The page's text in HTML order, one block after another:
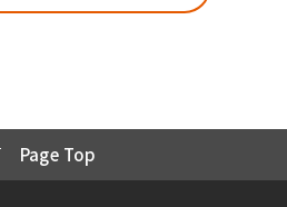
Page Top